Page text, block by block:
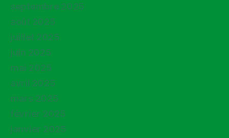
septembre 2025
août 2025
juillet 2025
juin 2025
mai 2025
avril 2025
mars 2025
février 2025
janvier 2025